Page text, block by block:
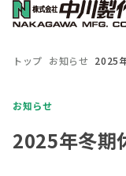
トップ お知らせ 2025
お知らせ
2025年冬期